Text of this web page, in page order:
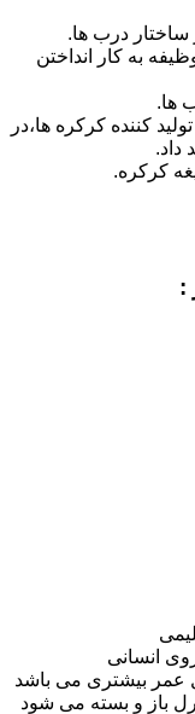
درب ها.
به کار انداختن
ها.
کننده کرکره ها،در
داد.
کرکره.
:
انسانی
عمر بیشتری می باشد
باز و بسته می شود